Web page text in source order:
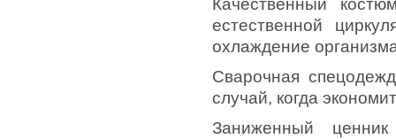
Качественный
естественной
охлаждение
Сварочная
случай, когда
Заниженный